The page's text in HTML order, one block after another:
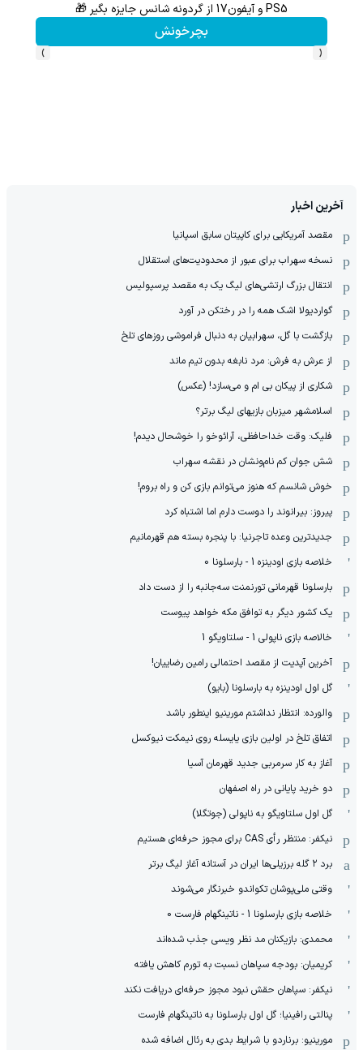
PS5 و آیفون17 از گردونه شانس جایزه بگیر 🎁
بچرخونش
‹
›
آخرین اخبار
مقصد آمریکایی برای کاپیتان سابق اسپانیا
نسخه سهراب برای عبور از محدودیت‌های استقلال
انتقال بزرگ ارتشی‌های لیگ یک به مقصد پرسپولیس
گواردیولا اشک همه را در رختکن در آورد
بازگشت با گل، سهرابیان به دنبال فراموشی روزهای تلخ
از عرش به فرش: مرد نابغه‌ بدون تیم ماند
شکاری از پیکان بی ام و می‌سازد! (عکس)
اسلامشهر میزبان بازیهای لیگ برتر؟
فلیک: وقت خداحافظی، آرائوخو را خوشحال دیدم!
شش جوان کم نام‌و‌نشان در نقشه سهراب
خوش شانسم که هنوز می‌توانم بازی کن و راه بروم!
پیروز: بیرانوند را دوست دارم اما اشتباه کرد
جدیدترین وعده تاجرنیا: با پنجره بسته هم قهرمانیم
خلاصه بازی اودینزه 1 - بارسلونا 0
بارسلونا قهرمانی تورنمنت سه‌جانبه را از دست داد
یک کشور دیگر به توافق مکه خواهد پیوست
خالاصه بازی ناپولی 1 - سلتاویگو 1
آخرین آپدیت از مقصد احتمالی رامین رضاییان!
گل اول اودینزه به بارسلونا (بایو)
والورده: انتظار نداشتم مورینیو اینطور باشد
اتفاق تلخ در اولین بازی یایسله روی نیمکت نیوکسل
آغاز به کار سرمربی جدید قهرمان آسیا
دو خرید پایانی در راه اصفهان
گل اول سلتاویگو به ناپولی (جوتگلا)
نیکفر: منتظر رأی CAS برای مجوز حرفه‌ای هستیم
برد ۲ گله برزیلی‌ها ایران در آستانه آغاز لیگ برتر
وقتی ملی‌پوشان تکواندو خبرنگار می‌شوند
خلاصه بازی بارسلونا 1 - ناتینگهام فارست 0
محمدی: بازیکنان مد نظر ویسی جذب شده‌اند
کریمیان: بودجه سپاهان نسبت به تورم کاهش یافته
نیکفر: سپاهان حقش نبود مجوز حرفه‌ای دریافت نکند
پنالتی رافینیا؛ گل اول بارسلونا به ناتینگهام فارست
مورینیو: برناردو با شرایط بدی به رئال اضافه شده